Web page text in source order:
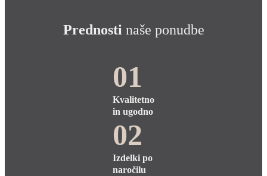
Prednostinaše ponudbe
01
Kvalitetno
in ugodno
02
Izdelki po
naročilu